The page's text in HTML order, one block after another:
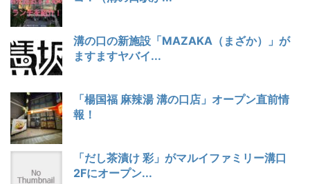
溝の口の新施設「MAZAKA（まざか）」が
ますますヤバイ...
「楊国福 麻辣湯 溝の口店」オープン直前情
報！
「だし茶漬け 彩」がマルイファミリー溝口
2Fにオープン...